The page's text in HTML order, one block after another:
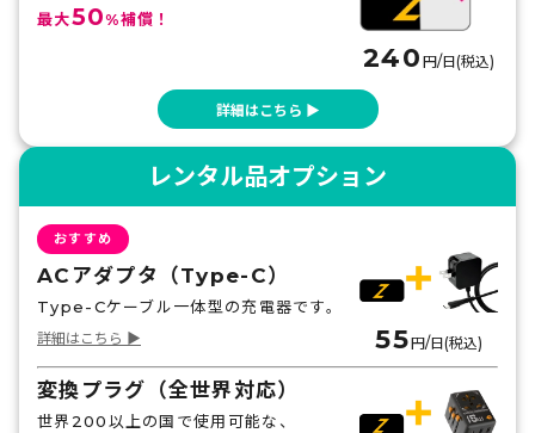
300MB 無制限
1,120円
300MB 500MB 1GB 無制限
530 円 860円
デンマーク
300MB 500MB 無制限
490 530円 860 円
トルコ
300MB 500MB 無制限
最大50%補償！
240 円/日(税込)
詳細はこちら ▶
レンタル品オプション
おすすめ
ACアダプタ（Type-C）
Type-Cケーブル一体型の充電器です。
詳細はこちら ▶ 55円/日(税込)
変換プラグ（全世界対応）
世界200以上の国で使用可能な、